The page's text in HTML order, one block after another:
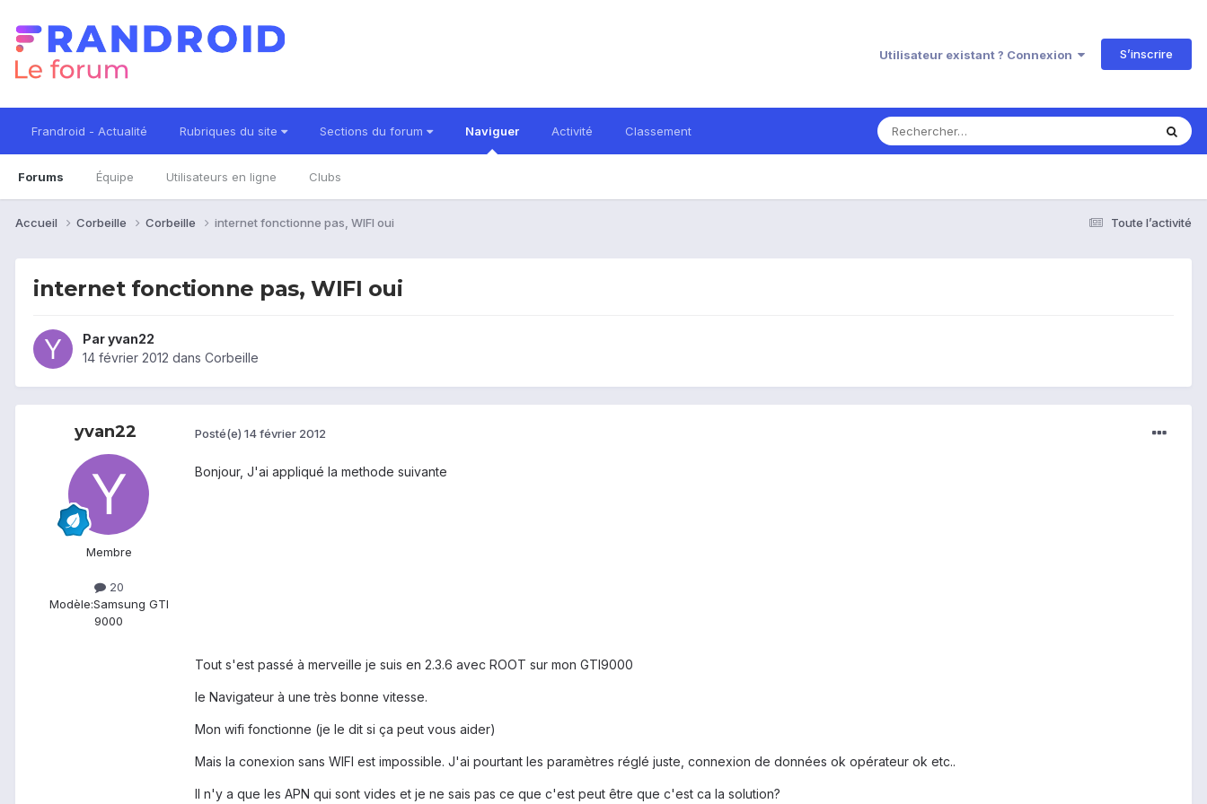
Utilisateur existant ? Connexion S’inscrire
Frandroid - Actualité Rubriques du site Sections du forum Naviguer
Forums Équipe Utilisateurs en ligne Clubs
Activité Classement
Toute l’activité
Accueil Corbeille Corbeille internet fonctionne pas, WIFI oui
internet fonctionne pas, WIFI oui
Paryvan22
14 février 2012 dans Corbeille
yvan22
Membre
20
Modèle:Samsung GTI
9000
Posté(e) 14 février 2012
Bonjour, J'ai appliqué la methode suivante
Tout s'est passé à merveille je suis en 2.3.6 avec ROOT sur mon GTI9000
le Navigateur à une très bonne vitesse.
Mon wifi fonctionne (je le dit si ça peut vous aider)
Mais la conexion sans WIFI est impossible. J'ai pourtant les paramètres réglé juste, connexion de données ok opérateur ok etc..
Il n'y a que les APN qui sont vides et je ne sais pas ce que c'est peut être que c'est ca la solution?